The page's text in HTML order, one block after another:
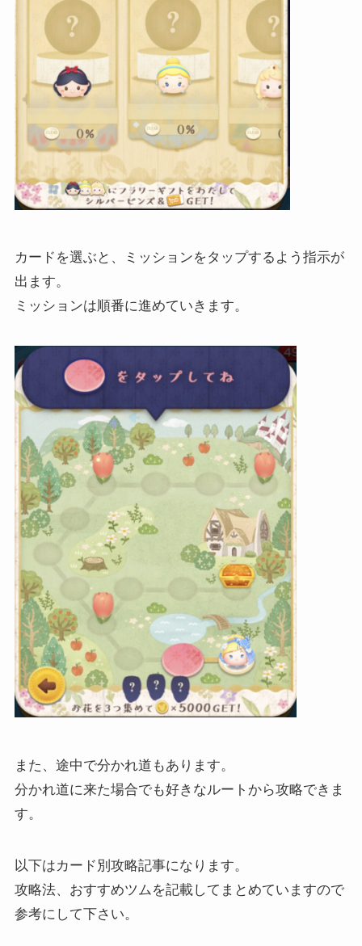
カードを選ぶと、ミッションをタップするよう指示が
出ます。
ミッションは順番に進めていきます。
また、途中で分かれ道もあります。
分かれ道に来た場合でも好きなルートから攻略できま
す。
以下はカード別攻略記事になります。
攻略法、おすすめツムを記載してまとめていますので
参考にして下さい。